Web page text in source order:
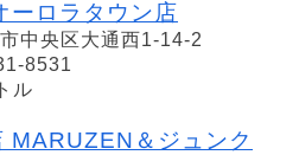
ーロラタウン店
中央区大通西1-14-2
8531
ル
MARUZEN＆ジュンク